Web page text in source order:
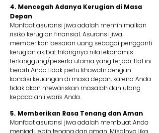
4. Mencegah Adanya Kerugian di Masa
Depan
Manfaat asuransi jiwa adalah meminimalkan
risiko kerugian finansial. Asuransi jiwa
memberikan besaran uang sebagai pengganti
kerugian akibat hilangnya nilai ekonomis
tertanggung/peserta utama yang terjadi. Hal ini
berarti Anda tidak perlu khawatir dengan
kondisi keuangan di masa depan, karena Anda
tidak akan mewariskan masalah dan utang
kepada ahli waris Anda.
5. Memberikan Rasa Tenang dan Aman
Manfaat asuransi jiwa adalah membuat Anda
menjadi lebih tenang dan aman. Misalnya jika